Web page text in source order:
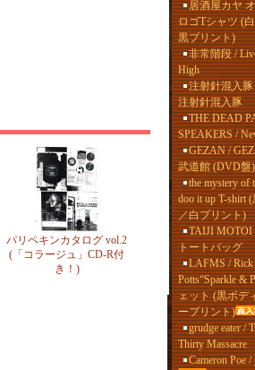
パリペキンカタログ vol.2
(「コラージュ」CD-R付
き！)
居酒屋カヤ
ロゴTシャツ (
黒プリント)
非常階段 /
High
注射針混入
注射針混入豚
THE DEAD
SPEAKERS /
GEZAN /
武道館 (DVD盤)
the mystery of
doo it up T-shirt
／白プリント)
TAIJI MOTOI
トートバッグ
LAFMS / Rick
Potts“Sparkle &
ェット (黒ボデ
ープリント)
grudge eater /
Thirty Massacre
Cameron Poe /